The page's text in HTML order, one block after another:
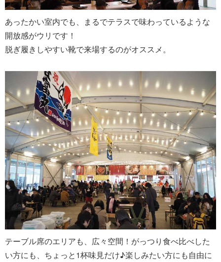
あったかい室内でも、まるでテラスで味わっているような
開放感がウリです！
脱ぎ履きしやすい靴で来場するのがオススメ。
テーブル席のエリアも、広々空間！がっつり食べ比べした
い方にも、ちょっと1杯味見だけ♪楽しみたい方にも自由に